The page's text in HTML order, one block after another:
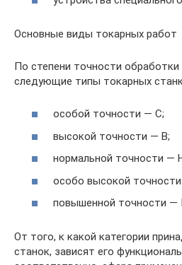
Основные виды токарных работ
По степени точности обработки
следующие типы токарных
особой точности — С;
высокой точности — В;
нормальной точности —
особо высокой
повышенной точности —
От того, к какой категории
станок, зависят его